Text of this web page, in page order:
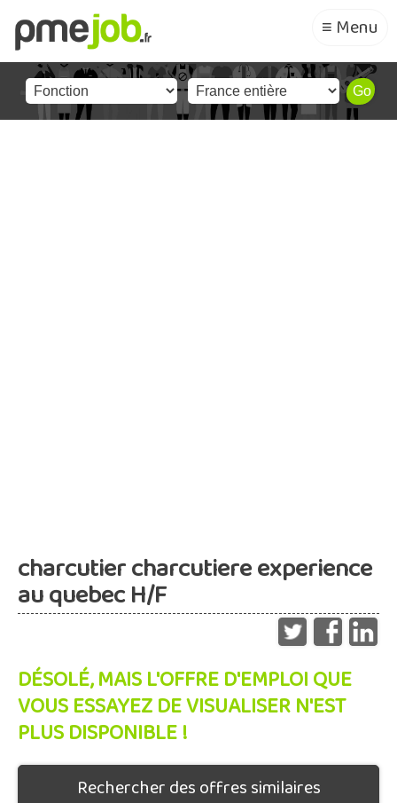
≡ Menu
charcutier charcutiere experience
au quebec H/F
DÉSOLÉ, MAIS L'OFFRE D'EMPLOI QUE
VOUS ESSAYEZ DE VISUALISER N'EST
PLUS DISPONIBLE !
Rechercher des offres similaires